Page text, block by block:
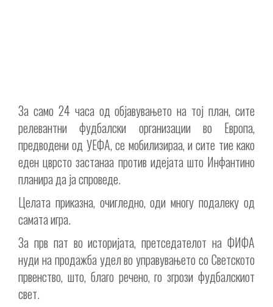
За само 24 часа од објавувањето на тој план, сите
релевантни фудбалски организации во Европа,
предводени од УЕФА, се мобилизираа, и сите тие како
еден цврсто застанаа против идејата што Инфантино
планира да ја спроведе.
Целата приказна, очигледно, оди многу подалеку од
самата игра.
За прв пат во историјата, претседателот на ФИФА
нуди на продажба удел во управувањето со Светското
првенство, што, благо речено, го згрози фудбалскиот
свет.